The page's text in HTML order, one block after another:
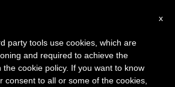
x
party tools use cookies, which are
and required to achieve the
the cookie policy. If you want to know
consent to all or some of the cookies,